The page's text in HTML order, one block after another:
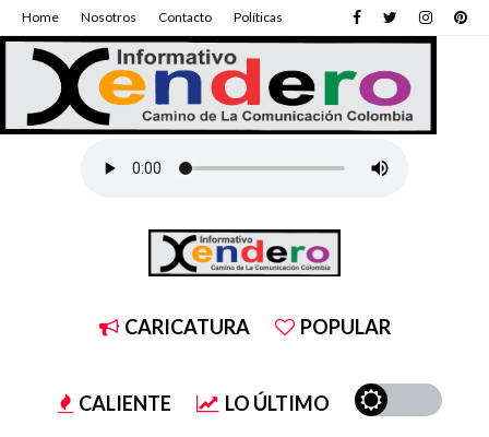
Home Nosotros Contacto Políticas
CARICATURA POPULAR
CALIENTE LO ÚLTIMO